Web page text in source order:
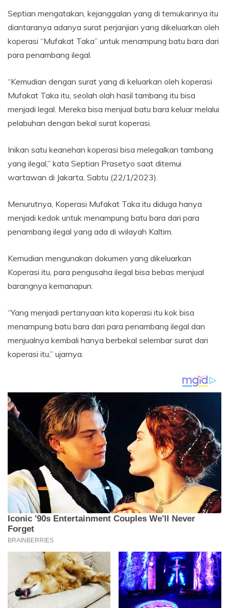
Septian mengatakan, kejanggalan yang di temukannya itu
diantaranya adanya surat perjanjian yang dikeluarkan oleh
koperasi “Mufakat Taka” untuk menampung batu bara dari
para penambang ilegal.
“Kemudian dengan surat yang di keluarkan oleh koperasi
Mufakat Taka itu, seolah olah hasil tambang itu bisa
menjadi legal. Mereka bisa menjual batu bara keluar melalui
pelabuhan dengan bekal surat koperasi.
Inikan satu keanehan koperasi bisa melegalkan tambang
yang ilegal,” kata Septian Prasetyo saat ditemui
wartawan di Jakarta, Sabtu (22/1/2023).
Menurutnya, Koperasi Mufakat Taka itu diduga hanya
menjadi kedok untuk menampung batu bara dari para
penambang ilegal yang ada di wilayah Kaltim.
Kemudian mengunakan dokumen yang dikeluarkan
Koperasi itu, para pengusaha ilegal bisa bebas menjual
barangnya kemanapun.
“Yang menjadi pertanyaan kita koperasi itu kok bisa
menampung batu bara dari para penambang ilegal dan
menjualnya kembali hanya berbekal selembar surat dari
koperasi itu,” ujarnya.